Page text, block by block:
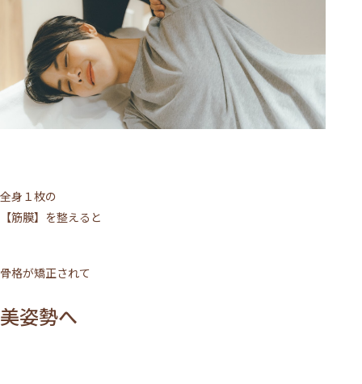
全身１枚の
【筋膜】を整えると
骨格が矯正されて
美姿勢へ